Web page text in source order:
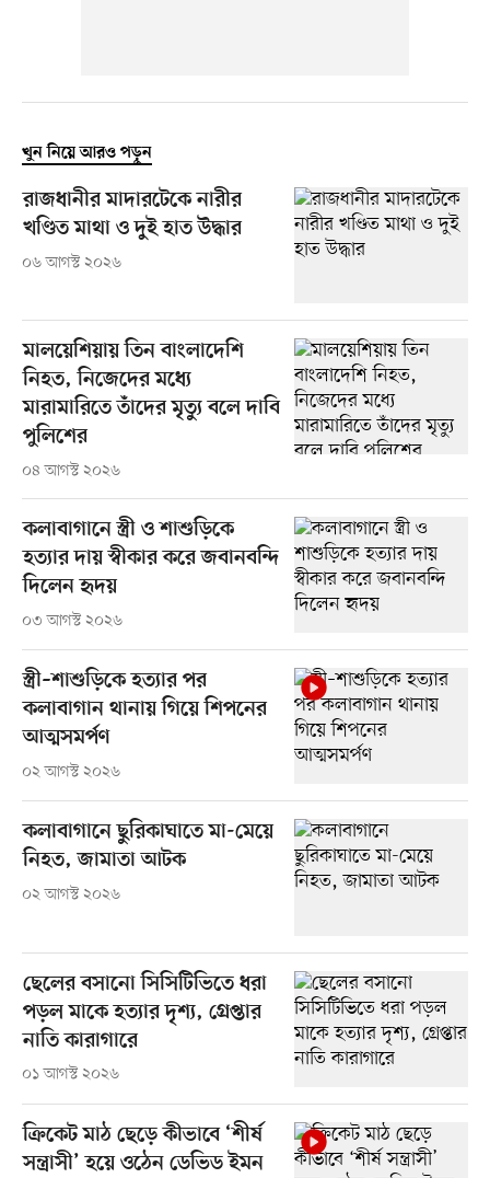
খুন নিয়ে আরও পড়ুন
রাজধানীর মাদারটেকে নারীর
খণ্ডিত মাথা ও দুই হাত উদ্ধার
০৬ আগস্ট ২০২৬
মালয়েশিয়ায় তিন বাংলাদেশি
নিহত, নিজেদের মধ্যে
মারামারিতে তাঁদের মৃত্যু বলে দাবি
পুলিশের
০৪ আগস্ট ২০২৬
কলাবাগানে স্ত্রী ও শাশুড়িকে
হত্যার দায় স্বীকার করে জবানবন্দি
দিলেন হৃদয়
০৩ আগস্ট ২০২৬
স্ত্রী–শাশুড়িকে হত্যার পর
কলাবাগান থানায় গিয়ে শিপনের
আত্মসমর্পণ
০২ আগস্ট ২০২৬
কলাবাগানে ছুরিকাঘাতে মা-মেয়ে
নিহত, জামাতা আটক
০২ আগস্ট ২০২৬
ছেলের বসানো সিসিটিভিতে ধরা
পড়ল মাকে হত্যার দৃশ্য, গ্রেপ্তার
নাতি কারাগারে
০১ আগস্ট ২০২৬
ক্রিকেট মাঠ ছেড়ে কীভাবে ‘শীর্ষ
সন্ত্রাসী’ হয়ে ওঠেন ডেভিড ইমন